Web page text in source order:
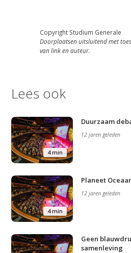
Copyright Studium Generale
Doorplaatsen uitsluitend met
van link en auteur.
Lees ook
4 min
Duurzaam
12 jaren geleden
4 min
Planeet
12 jaren geleden
Geen
samenleving